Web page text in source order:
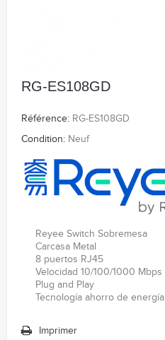
RG-ES108GD
Référence: RG-ES108GD
Condition: Neuf
Reyee Switch Sobremesa
Carcasa Metal
8 puertos RJ45
Velocidad 10/100/1000 Mbps
Plug and Play
Tecnología ahorro de energía
Imprimer